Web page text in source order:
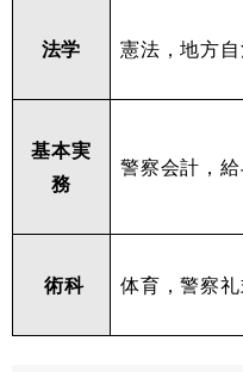
法学 憲法，地方
基本実
務
警察会計，
術科 体育，警察